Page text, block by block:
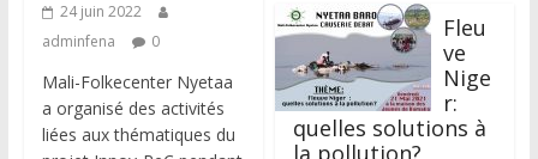
24 juin 2022
adminfena
0
Mali-Folkecenter Nyetaa
a organisé des activités
liées aux thématiques du
Fleu
ve
Nige
r:
quelles solutions à
la pollution?